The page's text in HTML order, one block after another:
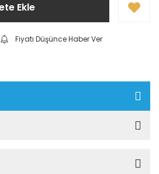
Ekle
Fiyatı Düşünce Haber Ver